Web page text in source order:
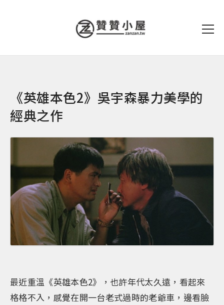
《英雄本色2》吳宇森暴力美學的
經典之作
最近重溫《英雄本色2》，也許年代太久遠，看起來
格格不入，感覺在開一台老式過時的老爺車，邊看臉